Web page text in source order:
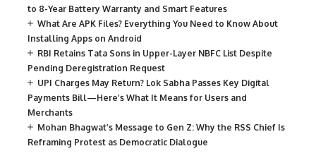
to 8-Year Battery Warranty and Smart Features
What Are APK Files? Everything You Need to Know About
Installing Apps on Android
RBI Retains Tata Sons in Upper-Layer NBFC List Despite
Pending Deregistration Request
UPI Charges May Return? Lok Sabha Passes Key Digital
Payments Bill—Here’s What It Means for Users and
Merchants
Mohan Bhagwat’s Message to Gen Z: Why the RSS Chief Is
Reframing Protest as Democratic Dialogue